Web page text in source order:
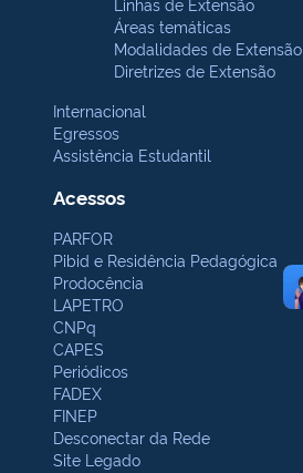
Áreas temáticas
Modalidades de Extensão
Diretrizes de Extensão
Internacional
Egressos
Assistência Estudantil
Acessos
PARFOR
Pibid e Residência Pedagógica
Prodocência
LAPETRO
CNPq
CAPES
Periódicos
FADEX
FINEP
Desconectar da Rede
Site Legado